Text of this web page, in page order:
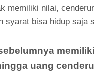
memiliki nilai,
syarat bisa hidup saja
uang